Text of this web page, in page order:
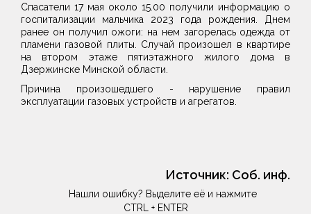
Спасатели 17 мая около 15.00 получили информацию о
госпитализации мальчика 2023 года рождения. Днем
ранее он получил ожоги: на нем загорелась одежда от
пламени газовой плиты. Случай произошел в квартире
на втором этаже пятиэтажного жилого дома в
Дзержинске Минской области.
Причина произошедшего - нарушение правил
эксплуатации газовых устройств и агрегатов.
Источник: Соб. инф.
Нашли ошибку? Выделите её и нажмите
CTRL + ENTER